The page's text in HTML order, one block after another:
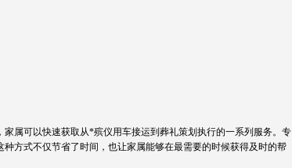
属可以快速获取从*殡仪用车接运到葬礼策划执行的一系列服务。专
方式不仅节省了时间，也让家属能够在最需要的时候获得及时的帮